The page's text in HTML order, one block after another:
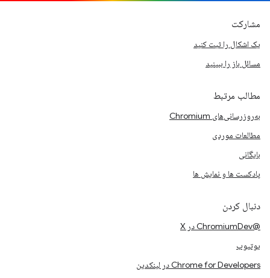
مشارکت
یک اشکال را ثبت کنید
مسائل باز را ببینید
مطالب مرتبط
به‌روزرسانی‌های Chromium
مطالعات موردی
بایگانی
پادکست ها و نمایش ها
دنبال کردن
@ChromiumDev در X
یوتیوب
Chrome for Developers در لینکدین